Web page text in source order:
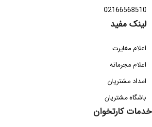
02166568510
لینک مفید
اعلام مغایرت
اعلام مجرمانه
امداد مشتریان
باشگاه مشتریان
خدمات کارتخوان